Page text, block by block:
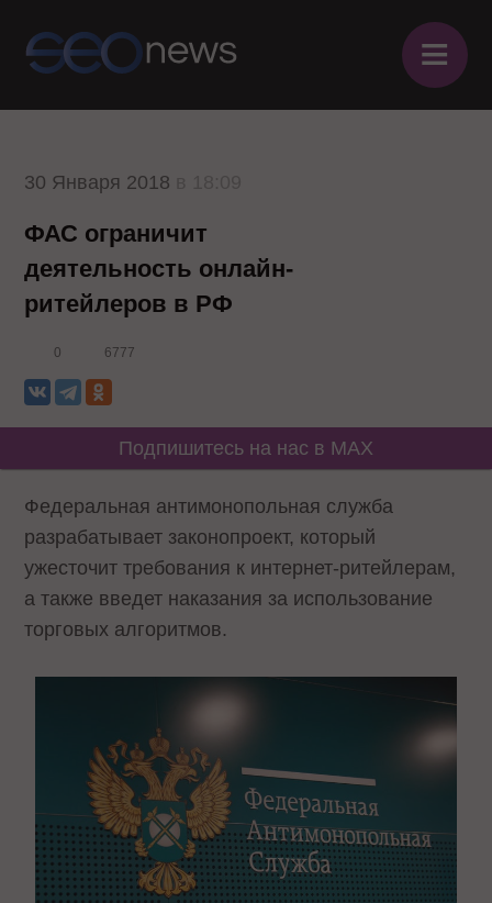
≡
30 Января 2018
ФАС ограничит
деятельность онлайн-
ритейлеров в РФ
0 6777
Подпишитесь на нас в MAX
Федеральная антимонопольная служба
разрабатывает законопроект, который
ужесточит требования к интернет-ритейлерам,
а также введет наказания за использование
торговых алгоритмов.